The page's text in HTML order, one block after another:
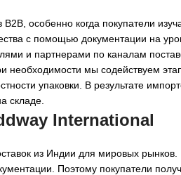
особенно когда покупатели
с помощью документации на
и партнерами по каналам
мы содействуем
упаковки. В результате
складе.
International
из Индии для мировых
Поэтому покупатели